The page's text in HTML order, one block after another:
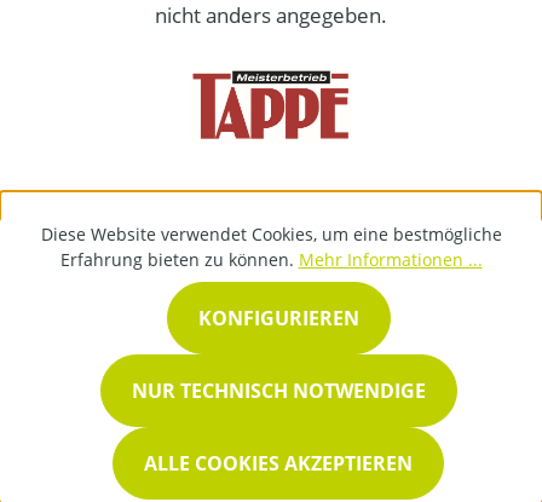
nicht anders angegeben.
Diese Website verwendet Cookies, um eine bestmögliche
Erfahrung bieten zu können. Mehr Informationen ...
NUR TECHNISCH NOTWENDIGE
KONFIGURIEREN
ALLE COOKIES AKZEPTIEREN